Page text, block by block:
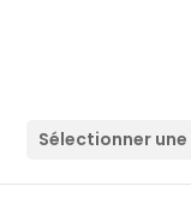
Sélectionner